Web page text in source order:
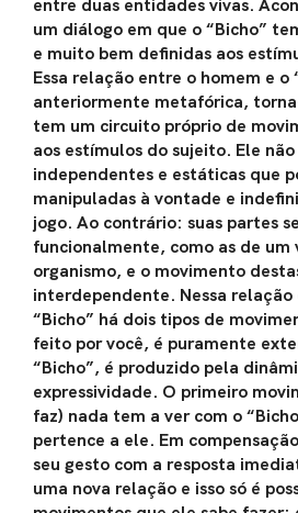
entre duas entidades vivas.
um diálogo em que o “Bicho”
e muito bem definidas aos
Essa relação entre o homem e o
anteriormente metafórica,
tem um circuito próprio de
aos estímulos do sujeito. Ele
independentes e estáticas que
manipuladas à vontade e
jogo. Ao contrário: suas partes
funcionalmente, como as de um
organismo, e o movimento
interdependente. Nessa relação
“Bicho” há dois tipos de
feito por você, é puramente
“Bicho”, é produzido pela
expressividade. O primeiro
faz) nada tem a ver com o
pertence a ele. Em
seu gesto com a resposta
uma nova relação e isso só é